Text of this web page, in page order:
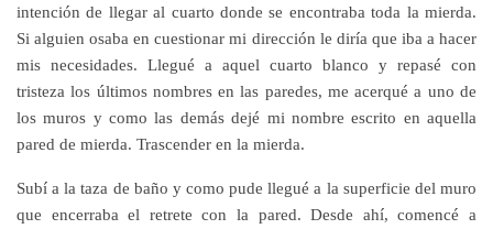
intención de llegar al cuarto donde se encontraba toda la mierda.
Si alguien osaba en cuestionar mi dirección le diría que iba a hacer
mis necesidades. Llegué a aquel cuarto blanco y repasé con
tristeza los últimos nombres en las paredes, me acerqué a uno de
los muros y como las demás dejé mi nombre escrito en aquella
pared de mierda. Trascender en la mierda.
Subí a la taza de baño y como pude llegué a la superficie del muro
que encerraba el retrete con la pared. Desde ahí, comencé a